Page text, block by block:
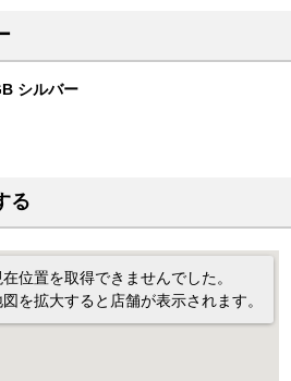
シルバー
る
位置を取得できませんでした。
図を拡大すると店舗が表示されます。